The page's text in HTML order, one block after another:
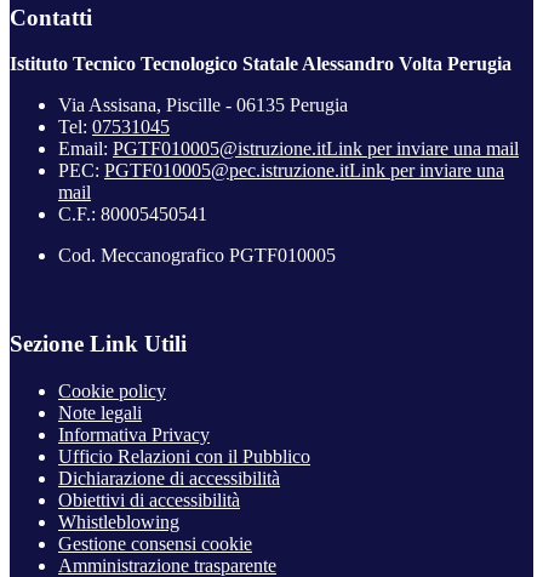
Contatti
Istituto Tecnico Tecnologico Statale Alessandro Volta Perugia
Via Assisana, Piscille - 06135 Perugia
Tel: 07531045
Email: PGTF010005@istruzione.itLink per inviare una mail
PEC: PGTF010005@pec.istruzione.itLink per inviare una
mail
C.F.: 80005450541
Cod. Meccanografico PGTF010005
Sezione Link Utili
Cookie policy
Note legali
Informativa Privacy
Ufficio Relazioni con il Pubblico
Dichiarazione di accessibilità
Obiettivi di accessibilità
Whistleblowing
Gestione consensi cookie
Amministrazione trasparente